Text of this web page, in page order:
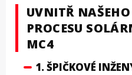
UVNITŘ
PROCESU
MC4
1. ŠPIČKOVÉ